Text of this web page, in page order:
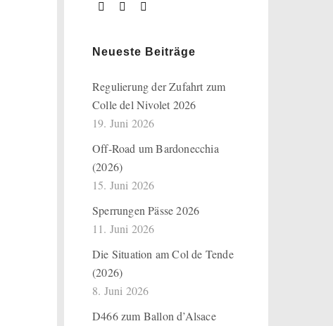
Neueste Beiträge
Regulierung der Zufahrt zum
Colle del Nivolet 2026
19. Juni 2026
Off-Road um Bardonecchia
(2026)
15. Juni 2026
Sperrungen Pässe 2026
11. Juni 2026
Die Situation am Col de Tende
(2026)
8. Juni 2026
D466 zum Ballon d’Alsace